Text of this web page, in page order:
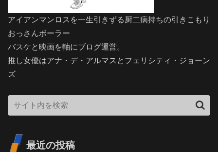
アイアンマンロスを一生引きずる厨二病持ちの引きこもり
おっさんボーラー
バスケと映画を軸にブログ運営。
推し女優はアナ・デ・アルマスとフェリシティ・ジョーン
ズ
最近の投稿